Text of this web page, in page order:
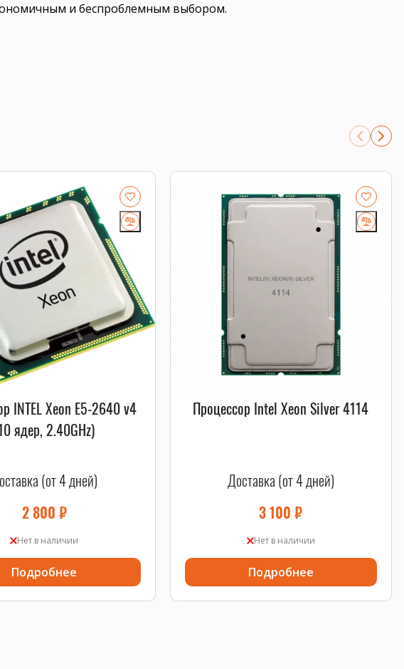
и беспроблемным выбором.
INTEL Xeon E5-2640 v4
ядер, 2.40GHz)
(от 4 дней)
2 800 ₽
Нет в наличии
Подробнее
Процессор Intel Xeon Silver 4114
Доставка (от 4 дней)
3 100₽
Нет в наличии
Подробнее